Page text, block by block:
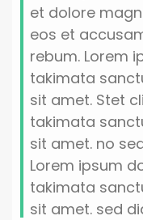
et dolore
eos et
rebum. Lorem
takimata
sit amet. Stet
takimata
sit amet. no
Lorem ipsum
takimata
sit amet. sed